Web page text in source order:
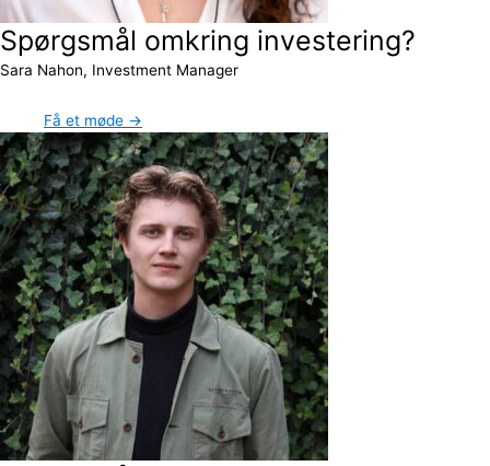
Spørgsmål omkring investering?
Sara Nahon, Investment Manager
Få et møde →